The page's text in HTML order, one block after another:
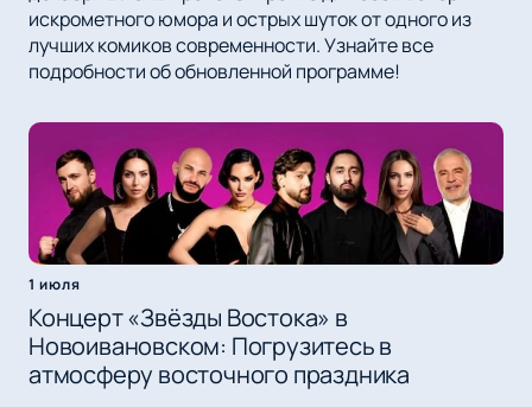
искрометного юмора и острых шуток от одного из
лучших комиков современности. Узнайте все
подробности об обновленной программе!
1 июля
Концерт «Звёзды Востока» в
Новоивановском: Погрузитесь в
атмосферу восточного праздника